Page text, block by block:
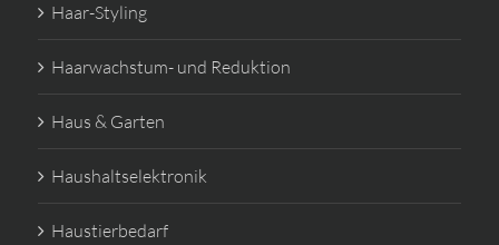
Haar-Styling
Haarwachstum- und Reduktion
Haus & Garten
Haushaltselektronik
Haustierbedarf